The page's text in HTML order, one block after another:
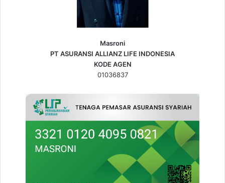
Masroni
PT ASURANSI ALLIANZ LIFE INDONESIA
KODE AGEN
01036837